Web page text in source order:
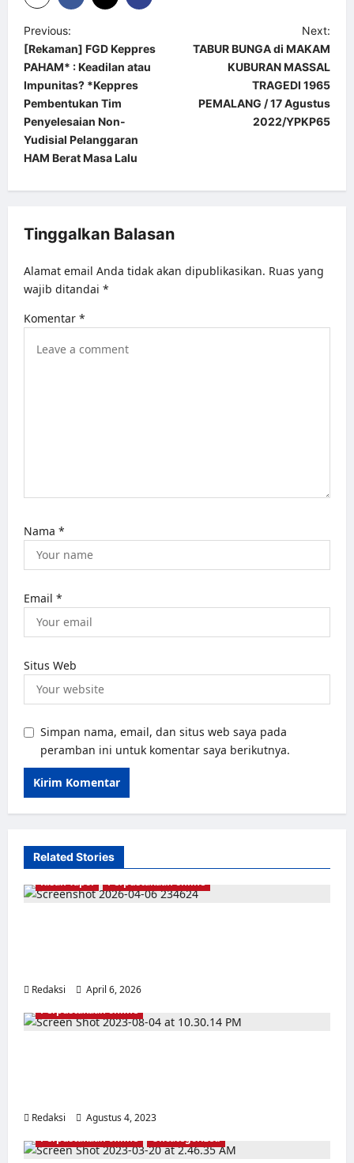
P
o
s
t
n
a
g
t
o
Previous:
[Rekaman] FGD Keppres
PAHAM* : Keadilan atau
Impunitas? *Keppres
Pembentukan Tim
Penyelesaian Non-
Yudisial Pelanggaran
HAM Berat Masa Lalu
Next:
TABUR BUNGA di MAKAM
KUBURAN MASSAL
TRAGEDI 1965
PEMALANG / 17 Agustus
2022/YPKP65
Tinggalkan Balasan
Alamat email Anda tidak akan dipublikasikan. Ruas yang
wajib ditandai *
Komentar *
Nama *
Email *
Situs Web
Simpan nama, email, dan situs web saya pada
peramban ini untuk komentar saya berikutnya.
Related Stories
Kisah Tapol
Perpustakaan online
Redaksi April 6, 2026
Perpustakaan online
Redaksi Agustus 4, 2023
Perpustakaan online
Uncategorized